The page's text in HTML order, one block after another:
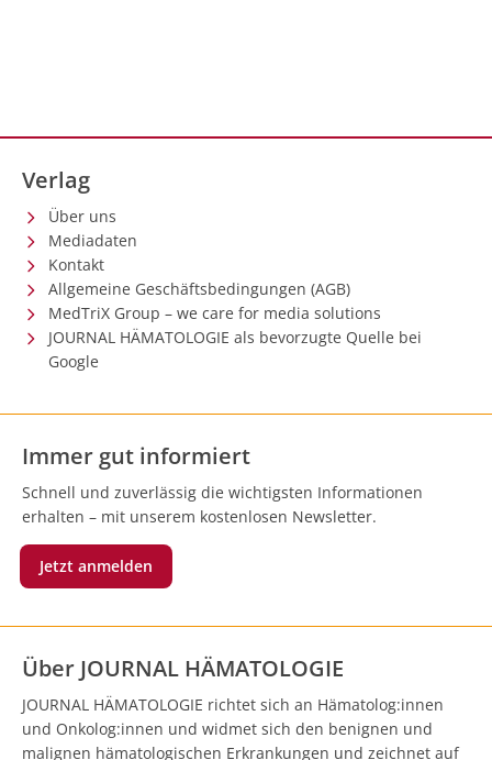
Verlag
Über uns
Mediadaten
Kontakt
Allgemeine Geschäftsbedingungen (AGB)
MedTriX Group – we care for media solutions
JOURNAL HÄMATOLOGIE als bevorzugte Quelle bei
Google
Immer gut informiert
Schnell und zuverlässig die wichtigsten Informationen
erhalten – mit unserem kostenlosen Newsletter.
Jetzt anmelden
Über JOURNAL HÄMATOLOGIE
JOURNAL HÄMATOLOGIE richtet sich an Hämatolog:innen
und Onkolog:innen und widmet sich den benignen und
malignen hämatologischen Erkrankungen und zeichnet auf